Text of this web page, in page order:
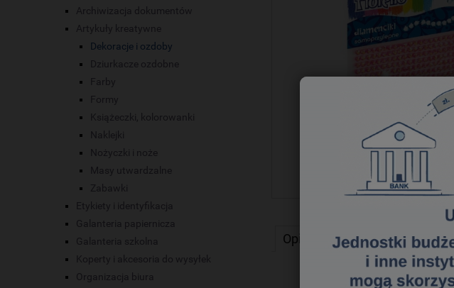
Archiwizacja dokumentów
Artykuły kreatywne
Dekoracje i ozdoby
Dziurkacze ozdobne
Farby
Formy
Książeczki, kolorowanki
Naklejki
Nożyczki i noże
Masy utwardzalne
Zabawki
Etykiety i identyfikacja
Galanteria papiernicza
Galanteria szkolna
Koperty i akcesoria do wysyłek
Organizacja biura
Opis Bezpieczeństwo